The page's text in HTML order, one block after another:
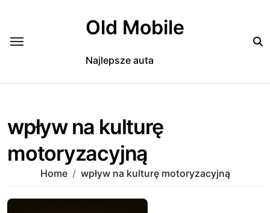
Old Mobile
Najlepsze auta
wpływ na kulturę
motoryzacyjną
Home wpływ na kulturę motoryzacyjną